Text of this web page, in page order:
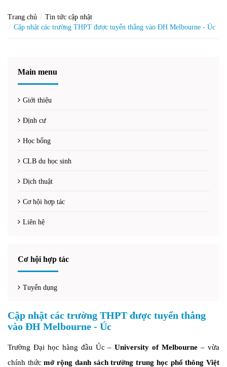
Trang chủ
Tin tức cập nhật
Cập nhật các trường THPT được tuyển thẳng vào ĐH Melbourne - Úc
Main menu
Giới thiệu
Định cư
Học bổng
CLB du học sinh
Dịch thuật
Cơ hội hợp tác
Liên hệ
Cơ hội hợp tác
Tuyển dụng
Cập nhật các trường THPT được tuyển thẳng
vào ĐH Melbourne - Úc
Trường Đại học hàng đầu Úc –University of Melbourne – vừa
chính thứcmở rộng danh sách trường trung học phổ thông Việt